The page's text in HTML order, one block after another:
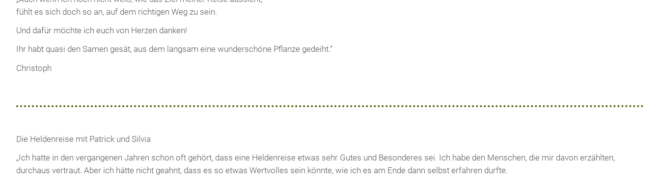
fühlt es sich doch so an, auf dem richtigen Weg zu sein.
Und dafür möchte ich euch von Herzen danken!
Ihr habt quasi den Samen gesät, aus dem langsam eine wunderschöne Pflanze gedeiht.“
Christoph
Die Heldenreise mit Patrick und Silvia
„Ich hatte in den vergangenen Jahren schon oft gehört, dass eine Heldenreise etwas sehr Gutes und Besonderes sei. Ich habe den Menschen, die mir davon erzählten,
durchaus vertraut. Aber ich hätte nicht geahnt, dass es so etwas Wertvolles sein könnte, wie ich es am Ende dann selbst erfahren durfte.